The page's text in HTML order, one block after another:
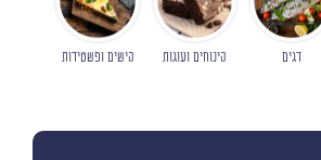
דגים קינוחים ועוגות קישים ופשטידות